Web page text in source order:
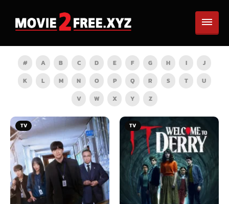
# A B C D E F G H I
J
K
L M N O P Q R S T
U
V
W X Y Z
TV